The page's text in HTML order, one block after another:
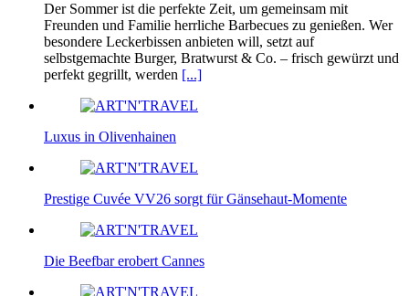
Der Sommer ist die perfekte Zeit, um gemeinsam mit
Freunden und Familie herrliche Barbecues zu genießen. Wer
besondere Leckerbissen anbieten will, setzt auf
selbstgemachte Burger, Bratwurst & Co. – frisch gewürzt und
perfekt gegrillt, werden [...]
Luxus in Olivenhainen
Prestige Cuvée VV26 sorgt für Gänsehaut-Momente
Die Beefbar erobert Cannes